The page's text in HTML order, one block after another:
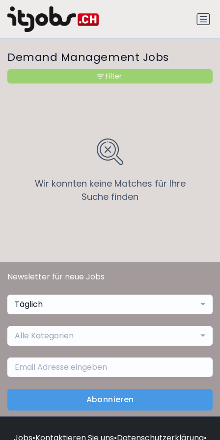
Demand Management Jobs
Wir konnten keine Matches für Ihre
Suche finden
Filter
Newsletter für neue Jobs
Täglich
Alle Kategorien
Abonnieren
Jobs•Kontaktieren Sie uns•Datenschutzerklärung•